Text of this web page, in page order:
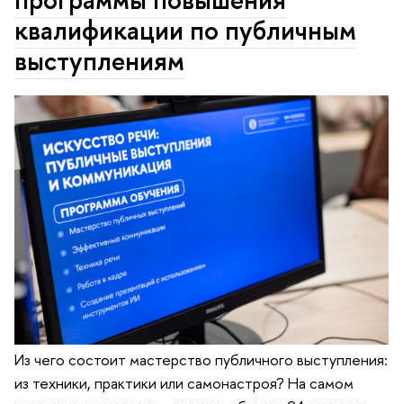
квалификации по публичным
выступлениям
Из чего состоит мастерство публичного выступления:
из техники, практики или самонастроя? На самом